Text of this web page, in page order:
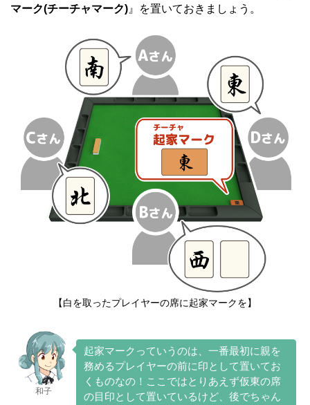
マーク(チーチャマーク) 』を置いておきましょう。
【白を取ったプレイヤーの席に起家マークを】
和子
起家マークっていうのは、一番最初に親を
務めるプレイヤーの前に印として置いてお
くものなの！ここではとりあえず仮東の席
の目印として置いているけど、後でちゃん